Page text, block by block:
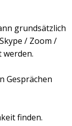
grundsätzlich
/ Zoom /
Gesprächen
finden.